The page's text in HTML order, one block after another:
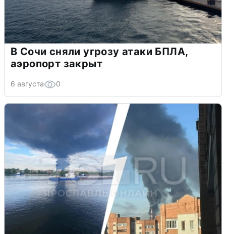
В Сочи сняли угрозу атаки БПЛА,
аэропорт закрыт
6 августа 0